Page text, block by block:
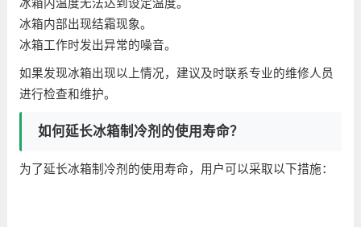
冰箱内温度无法达到设定温度。
冰箱内部出现结霜现象。
冰箱工作时发出异常的噪音。
如果发现冰箱出现以上情况，建议及时联系专业的维修人员
进行检查和维护。
如何延长冰箱制冷剂的使用寿命？
为了延长冰箱制冷剂的使用寿命，用户可以采取以下措施：